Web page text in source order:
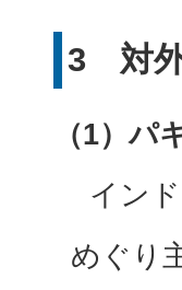
3 対
（1）パ
イン
めぐり